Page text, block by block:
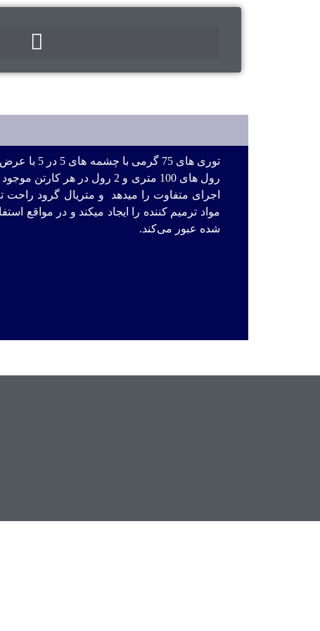
رول های 100 متری و 2 رول در
اجرای متفاوت را میدهد و متریال گرود راحت
مواد ترمیم کننده را ایجاد میکند و در مواقع
شده عبور می‌کند.